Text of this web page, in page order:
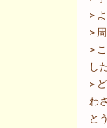
>
>
>
し
>
わ
と